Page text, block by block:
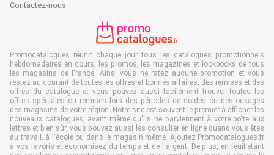
Contactez-nous
Promocatalogues réunit chaque jour tous les catalogues promotionnels
hebdomadaires en cours, les promos, les magazines et lookbooks de tous
les magasins de France. Ainsi vous ne ratez aucune promotion et vous
restez au courant de toutes les offres et bonnes affaires, des remises et des
offres du catalogue et vous pouvez aussi facilement trouver toutes les
offres spéciales ou remises lors des périodes de soldes ou déstockages
des magasins de votre région. Notre site est souvent le premier à afficher les
nouveaux catalogues, avant même qu'ils ne parviennent à votre boîte aux
lettres et bien sûr, vous pouvez aussi les consulter en ligne quand vous êtes
au travail, à l'école ou dans le magasin même. Ajoutez Promocatalogues.fr
à vos favoris et économisez du temps et de l'argent. De plus, en feuilletant